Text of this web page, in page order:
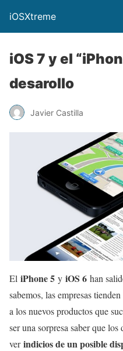
iOSXtreme
iOS 7 y el
desarollo
Javier Castilla
El iPhone 5 y iOS 6 han
sabemos, las empresas
a los nuevos productos que
ser una sorpresa saber que
verindicios de un posible